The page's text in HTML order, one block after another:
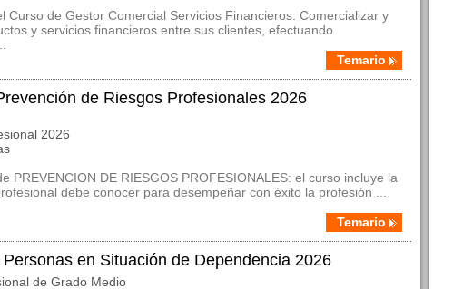
Curso de Gestor Comercial Servicios Financieros: Comercializar y
y servicios financieros entre sus clientes, efectuando
Temario
de Riesgos Profesionales 2026
2026
PREVENCION DE RIESGOS PROFESIONALES: el curso incluye la
debe conocer para desempeñar con éxito la profesión ...
Temario
en Situación de Dependencia 2026
de Grado Medio